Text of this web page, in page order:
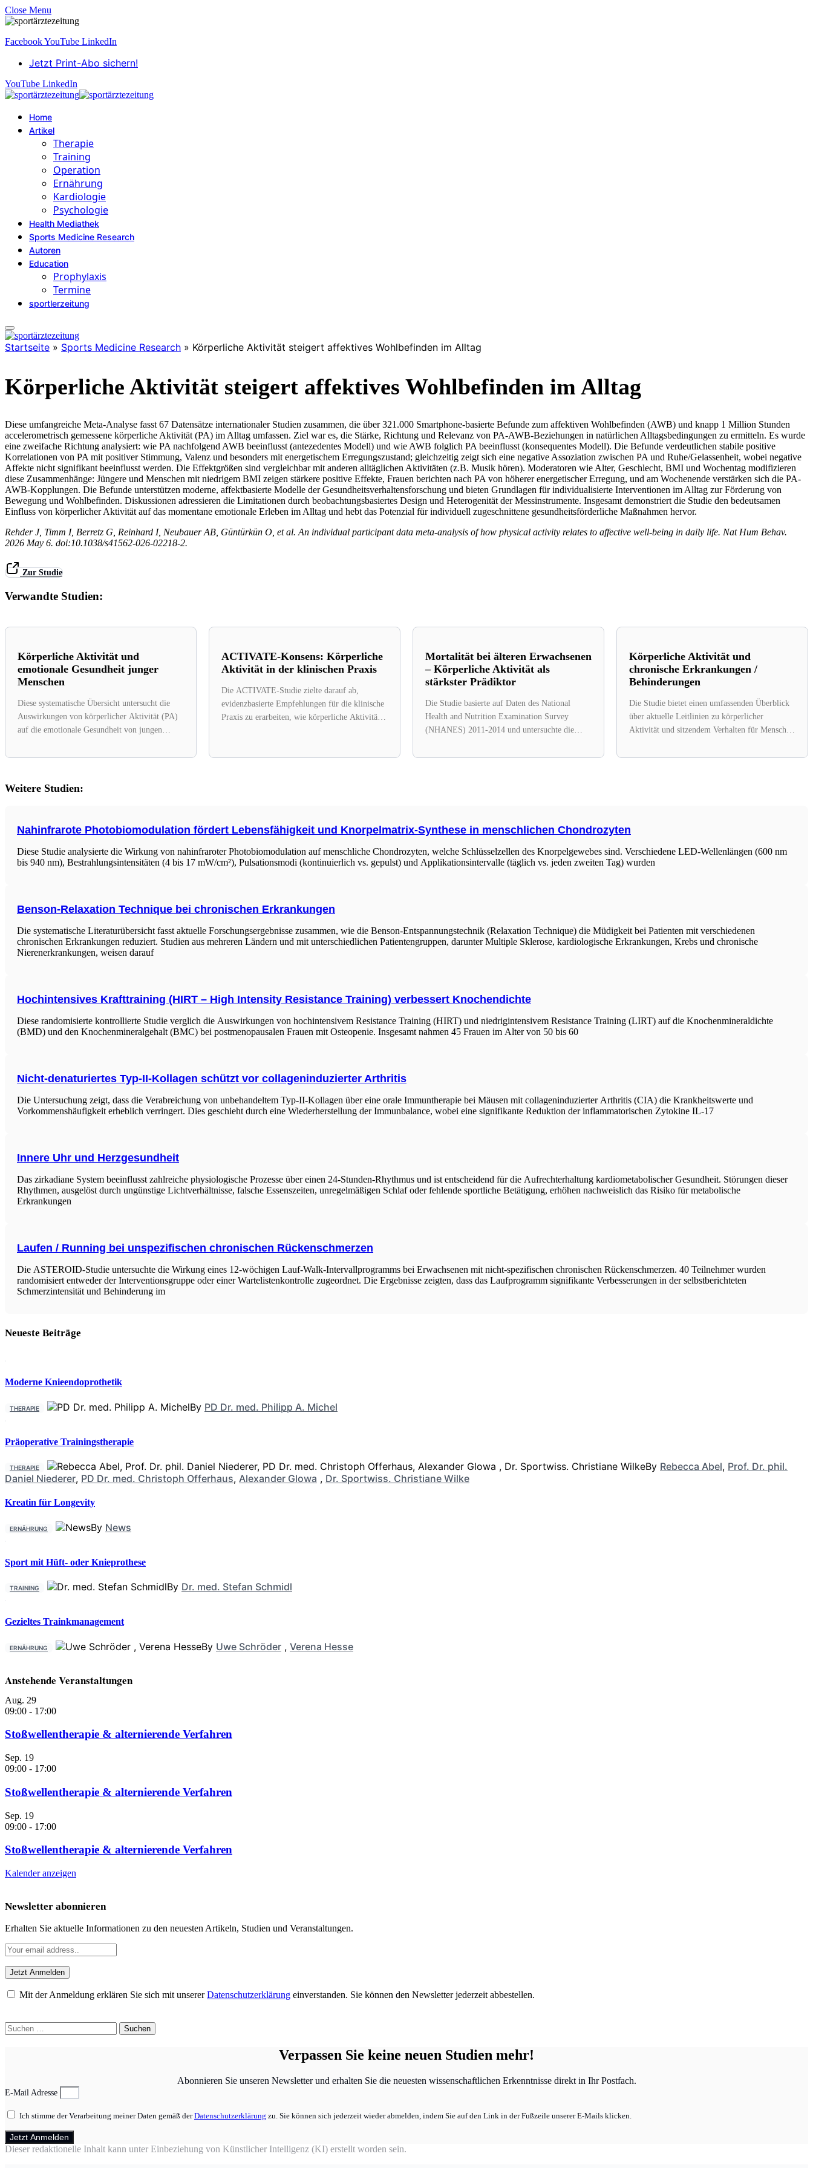
Close Menu
FacebookYouTube LinkedIn
Jetzt Print-Abo sichern!
YouTube LinkedIn
Home
Artikel
Therapie
Training
Operation
Ernährung
Kardiologie
Psychologie
Health Mediathek
Sports Medicine Research
Autoren
Education
Prophylaxis
Termine
sportlerzeitung
Startseite » Sports Medicine Research » Körperliche Aktivität steigert affektives Wohlbefinden im Alltag
Körperliche Aktivität steigert affektives Wohlbefinden im Alltag
Diese umfangreiche Meta-Analyse fasst 67 Datensätze internationaler Studien zusammen, die über 321.000 Smartphone-basierte Befunde zum affektiven Wohlbefinden (AWB) und knapp 1 Million Stunden
accelerometrisch gemessene körperliche Aktivität (PA) im Alltag umfassen. Ziel war es, die Stärke, Richtung und Relevanz von PA-AWB-Beziehungen in natürlichen Alltagsbedingungen zu ermitteln. Es wurde
eine zweifache Richtung analysiert: wie PA nachfolgend AWB beeinflusst (antezedentes Modell) und wie AWB folglich PA beeinflusst (konsequentes Modell). Die Befunde verdeutlichen stabile positive
Korrelationen von PA mit positiver Stimmung, Valenz und besonders mit energetischem Erregungszustand; gleichzeitig zeigt sich eine negative Assoziation zwischen PA und Ruhe/Gelassenheit, wobei negative
Affekte nicht signifikant beeinflusst werden. Die Effektgrößen sind vergleichbar mit anderen alltäglichen Aktivitäten (z.B. Musik hören). Moderatoren wie Alter, Geschlecht, BMI und Wochentag modifizieren
diese Zusammenhänge: Jüngere und Menschen mit niedrigem BMI zeigen stärkere positive Effekte, Frauen berichten nach PA von höherer energetischer Erregung, und am Wochenende verstärken sich die PA-
AWB-Kopplungen. Die Befunde unterstützen moderne, affektbasierte Modelle der Gesundheitsverhaltensforschung und bieten Grundlagen für individualisierte Interventionen im Alltag zur Förderung von
Bewegung und Wohlbefinden. Diskussionen adressieren die Limitationen durch beobachtungsbasiertes Design und Heterogenität der Messinstrumente. Insgesamt demonstriert die Studie den bedeutsamen
Einfluss von körperlicher Aktivität auf das momentane emotionale Erleben im Alltag und hebt das Potenzial für individuell zugeschnittene gesundheitsförderliche Maßnahmen hervor.
Rehder J, Timm I, Berretz G, Reinhard I, Neubauer AB, Güntürkün O, et al. An individual participant data meta-analysis of how physical activity relates to affective well-being in daily life. Nat Hum Behav.
2026 May 6. doi:10.1038/s41562-026-02218-2.
Zur Studie
Verwandte Studien:
Körperliche Aktivität und
emotionale Gesundheit junger
Menschen
Diese systematische Übersicht untersucht die
Auswirkungen von körperlicher Aktivität (PA)
auf die emotionale Gesundheit von jungen
ACTIVATE-Konsens: Körperliche
Aktivität in der klinischen Praxis
Die ACTIVATE-Studie zielte darauf ab,
evidenzbasierte Empfehlungen für die klinische
Praxis zu erarbeiten, wie körperliche Aktivität
Mortalität bei älteren Erwachsenen
– Körperliche Aktivität als
stärkster Prädiktor
Die Studie basierte auf Daten des National
Health and Nutrition Examination Survey
(NHANES) 2011-2014 und untersuchte die
Körperliche Aktivität und
chronische Erkrankungen /
Behinderungen
Die Studie bietet einen umfassenden Überblick
über aktuelle Leitlinien zu körperlicher
Aktivität und sitzendem Verhalten für Menschen
Weitere Studien:
Nahinfrarote Photobiomodulation fördert Lebensfähigkeit und Knorpelmatrix-Synthese in menschlichen Chondrozyten
Diese Studie analysierte die Wirkung von nahinfraroter Photobiomodulation auf menschliche Chondrozyten, welche Schlüsselzellen des Knorpelgewebes sind. Verschiedene LED-Wellenlängen (600 nm
bis 940 nm), Bestrahlungsintensitäten (4 bis 17 mW/cm²), Pulsationsmodi (kontinuierlich vs. gepulst) und Applikationsintervalle (täglich vs. jeden zweiten Tag) wurden
Benson-Relaxation Technique bei chronischen Erkrankungen
Die systematische Literaturübersicht fasst aktuelle Forschungsergebnisse zusammen, wie die Benson-Entspannungstechnik (Relaxation Technique) die Müdigkeit bei Patienten mit verschiedenen
chronischen Erkrankungen reduziert. Studien aus mehreren Ländern und mit unterschiedlichen Patientengruppen, darunter Multiple Sklerose, kardiologische Erkrankungen, Krebs und chronische
Nierenerkrankungen, weisen darauf
Hochintensives Krafttraining (HIRT – High Intensity Resistance Training) verbessert Knochendichte
Diese randomisierte kontrollierte Studie verglich die Auswirkungen von hochintensivem Resistance Training (HIRT) und niedrigintensivem Resistance Training (LIRT) auf die Knochenmineraldichte
(BMD) und den Knochenmineralgehalt (BMC) bei postmenopausalen Frauen mit Osteopenie. Insgesamt nahmen 45 Frauen im Alter von 50 bis 60
Nicht-denaturiertes Typ-II-Kollagen schützt vor collageninduzierter Arthritis
Die Untersuchung zeigt, dass die Verabreichung von unbehandeltem Typ-II-Kollagen über eine orale Immuntherapie bei Mäusen mit collageninduzierter Arthritis (CIA) die Krankheitswerte und
Vorkommenshäufigkeit erheblich verringert. Dies geschieht durch eine Wiederherstellung der Immunbalance, wobei eine signifikante Reduktion der inflammatorischen Zytokine IL-17
Innere Uhr und Herzgesundheit
Das zirkadiane System beeinflusst zahlreiche physiologische Prozesse über einen 24-Stunden-Rhythmus und ist entscheidend für die Aufrechterhaltung kardiometabolischer Gesundheit. Störungen dieser
Rhythmen, ausgelöst durch ungünstige Lichtverhältnisse, falsche Essenszeiten, unregelmäßigen Schlaf oder fehlende sportliche Betätigung, erhöhen nachweislich das Risiko für metabolische
Erkrankungen
Laufen / Running bei unspezifischen chronischen Rückenschmerzen
Die ASTEROID-Studie untersuchte die Wirkung eines 12-wöchigen Lauf-Walk-Intervallprogramms bei Erwachsenen mit nicht-spezifischen chronischen Rückenschmerzen. 40 Teilnehmer wurden
randomisiert entweder der Interventionsgruppe oder einer Wartelistenkontrolle zugeordnet. Die Ergebnisse zeigten, dass das Laufprogramm signifikante Verbesserungen in der selbstberichteten
Schmerzintensität und Behinderung im
Neueste Beiträge
Moderne Knieendoprothetik
THERAPIE By PD Dr. med. Philipp A. Michel
Präoperative Trainingstherapie
THERAPIE By Rebecca Abel, Prof. Dr. phil.
Daniel Niederer, PD Dr. med. Christoph Offerhaus, Alexander Glowa , Dr. Sportwiss. Christiane Wilke
Kreatin für Longevity
ERNÄHRUNG By News
Sport mit Hüft- oder Knieprothese
TRAINING By Dr. med. Stefan Schmidl
Gezieltes Trainkmanagement
ERNÄHRUNG By Uwe Schröder , Verena Hesse
Anstehende Veranstaltungen
Aug. 29
09:00 - 17:00
Stoßwellentherapie & alternierende Verfahren
Sep. 19
09:00 - 17:00
Stoßwellentherapie & alternierende Verfahren
Sep. 19
09:00 - 17:00
Stoßwellentherapie & alternierende Verfahren
Kalender anzeigen
Newsletter abonnieren
Erhalten Sie aktuelle Informationen zu den neuesten Artikeln, Studien und Veranstaltungen.
Mit der Anmeldung erklären Sie sich mit unsererDatenschutzerklärung einverstanden. Sie können den Newsletter jederzeit abbestellen.
Suchen
nach:
Verpassen Sie keine neuen Studien mehr!
Abonnieren Sie unseren Newsletter und erhalten Sie die neuesten wissenschaftlichen Erkenntnisse direkt in Ihr Postfach.
E-Mail Adresse
Ich stimme der Verarbeitung meiner Daten gemäß derDatenschutzerklärung zu. Sie können sich jederzeit wieder abmelden, indem Sie auf den Link in der Fußzeile unserer E-Mails klicken.
Jetzt Anmelden
Dieser redaktionelle Inhalt kann unter Einbeziehung von Künstlicher Intelligenz (KI) erstellt worden sein.